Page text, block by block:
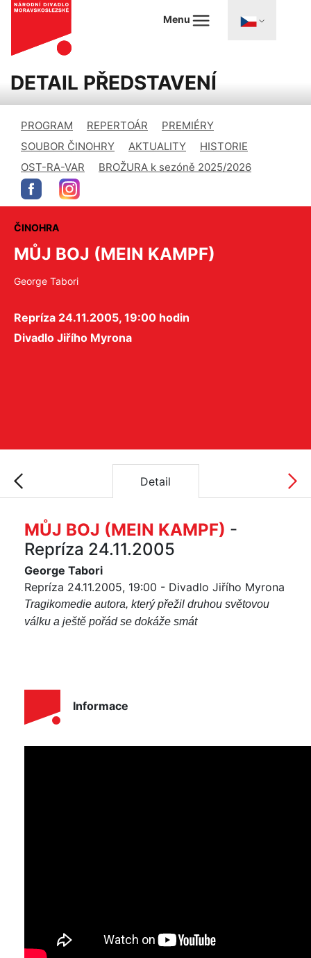
Menu
DETAIL PŘEDSTAVENÍ
PROGRAM REPERTOÁR
PREMIÉRY
SOUBOR ČINOHRY
AKTUALITY
HISTORIE
OST-RA-VAR
BROŽURA k sezóně 2025/2026
ČINOHRA
MŮJ BOJ (MEIN KAMPF)
George Tabori
Repríza 24.11.2005, 19:00 hodin
Divadlo Jiřího Myrona
Detail
MŮJ BOJ (MEIN KAMPF) -
Repríza 24.11.2005
George Tabori
Repríza 24.11.2005, 19:00 - Divadlo Jiřího Myrona
Tragikomedie autora, který přežil druhou světovou
válku a ještě pořád se dokáže smát
Informace